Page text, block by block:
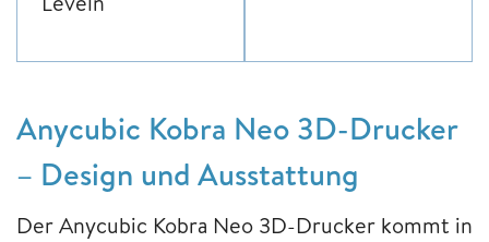
Anycubic Kobra Neo 3D-Drucker
– Design und Ausstattung
Der Anycubic Kobra Neo 3D-Drucker kommt in